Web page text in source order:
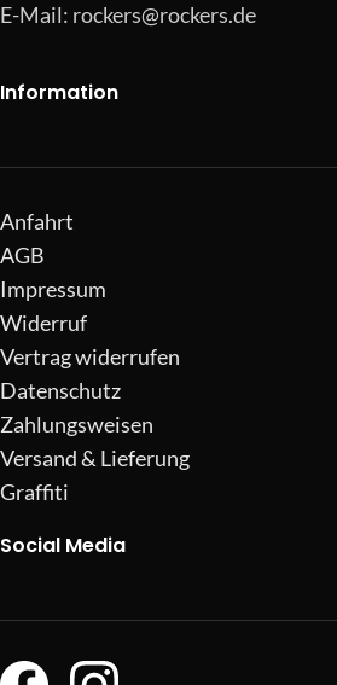
E-Mail: rockers@rockers.de
Information
Anfahrt
AGB
Impressum
Widerruf
Vertrag widerrufen
Datenschutz
Zahlungsweisen
Versand & Lieferung
Graffiti
Social Media